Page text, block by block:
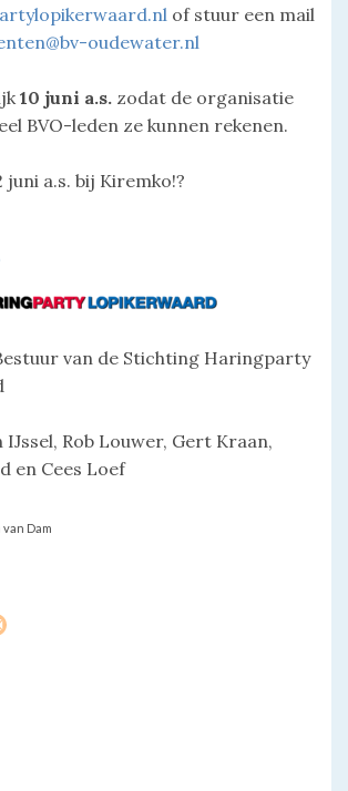
of stuur een mail
oudewater.nl
10 juni a.s. zodat de organisatie
BVO-leden ze kunnen rekenen.
a.s. bij Kiremko!?
van de Stichting Haringparty
IJssel, Rob Louwer, Gert Kraan,
en Cees Loef
Dam